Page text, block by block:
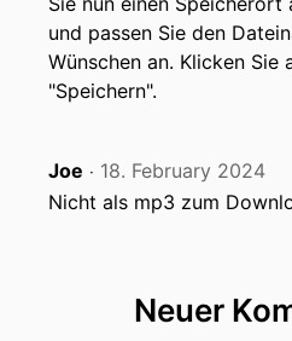
und passen Sie den
Wünschen an. Klicken Sie
"Speichern".
Joe ‧ 18. February 2024
Nicht als mp3 zum
Neuer